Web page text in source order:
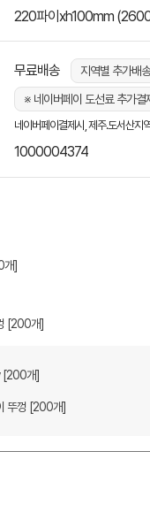
220파이xh100mm
무료배송
지역별 추가배
※ 네이버페이 도선료 추가결
네이버페이결제시, 제주.도서산지
1000004374
개]
[200개]
[200개]
뚜껑 [200개]